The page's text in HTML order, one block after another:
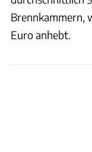
Brennkammern,
Euro anhebt.